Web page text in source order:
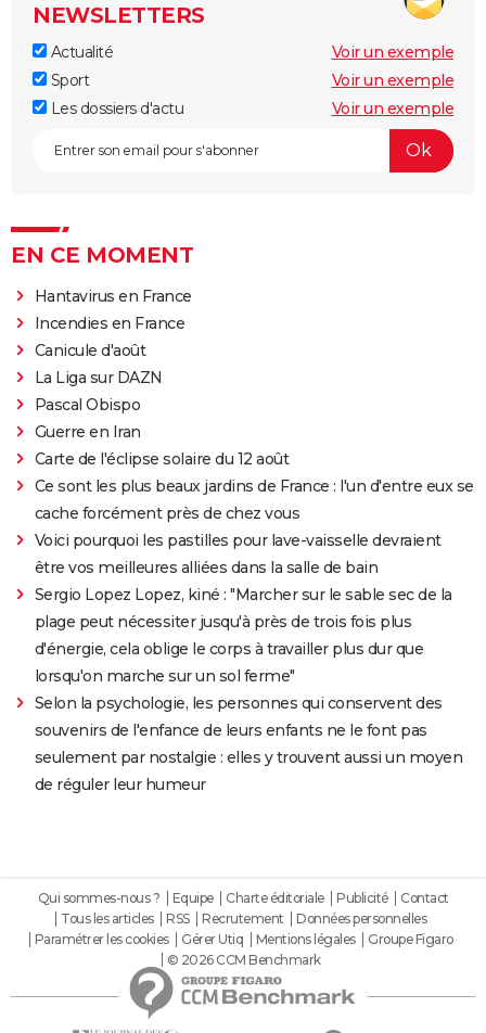
NEWSLETTERS
Actualité
Voir un exemple
Sport
Voir un exemple
Les dossiers d'actu
Voir un exemple
EN CE MOMENT
Hantavirus en France
Incendies en France
Canicule d'août
La Liga sur DAZN
Pascal Obispo
Guerre en Iran
Carte de l'éclipse solaire du 12 août
Ce sont les plus beaux jardins de France : l'un d'entre eux se
cache forcément près de chez vous
Voici pourquoi les pastilles pour lave-vaisselle devraient
être vos meilleures alliées dans la salle de bain
Sergio Lopez Lopez, kiné : "Marcher sur le sable sec de la
plage peut nécessiter jusqu'à près de trois fois plus
d'énergie, cela oblige le corps à travailler plus dur que
lorsqu'on marche sur un sol ferme"
Selon la psychologie, les personnes qui conservent des
souvenirs de l'enfance de leurs enfants ne le font pas
seulement par nostalgie : elles y trouvent aussi un moyen
de réguler leur humeur
Qui sommes-nous ? Equipe Charte éditoriale Publicité
Contact
Tous les articles
RSS Recrutement
Données personnelles
Paramétrer les cookies
Gérer Utiq Mentions légales
Groupe Figaro
© 2026 CCM Benchmark